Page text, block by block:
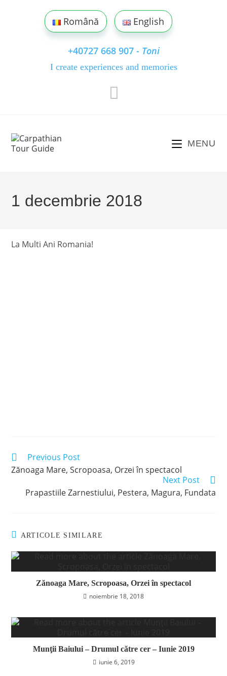
Română English
+40727 668 907 - Toni
I create experiences and memories
MENU
1 decembrie 2018
La Multi Ani Romania!
Read
more
Previous Post
Zănoaga Mare, Scropoasa, Orzei în spectacol
Next Post
Prapastiile Zarnestiului, Pestera, Magura, Fundata
ARTICOLE SIMILARE
Zănoaga Mare, Scropoasa, Orzei în spectacol
noiembrie 18, 2018
Munţii Baiului – Drumul către cer – Iunie 2019
iunie 6, 2019